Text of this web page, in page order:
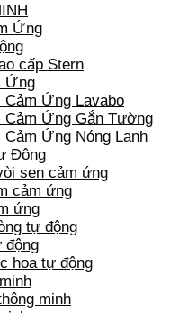
Ứng
cấp Stern
Ứng
Ứng Lavabo
Ứng Gắn Tường
Ứng Nóng Lạnh
Động
sen cảm ứng
cảm ứng
ứng
tự động
động
hoa tự động
minh